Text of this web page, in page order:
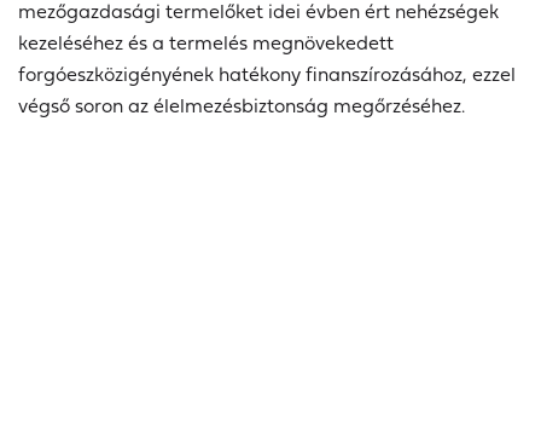
mezőgazdasági termelőket idei évben ért nehézségek
kezeléséhez és a termelés megnövekedett
forgóeszközigényének hatékony finanszírozásához, ezzel
végső soron az élelmezésbiztonság megőrzéséhez.